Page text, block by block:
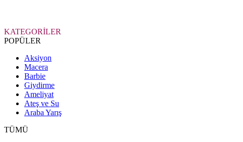
KATEGORİLER
POPÜLER
Aksiyon
Macera
Barbie
Giydirme
Ameliyat
Ateş ve Su
Araba Yarış
TÜMÜ